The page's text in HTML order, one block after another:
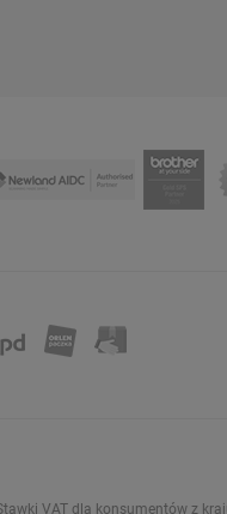
VAT dla konsumentów z